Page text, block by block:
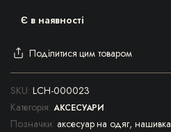
Є в наявності
Поділитися цим товаром
SKU: LCH-000023
Категорія: АКСЕСУАРИ
Позначки: аксесуар на одяг,нашивка